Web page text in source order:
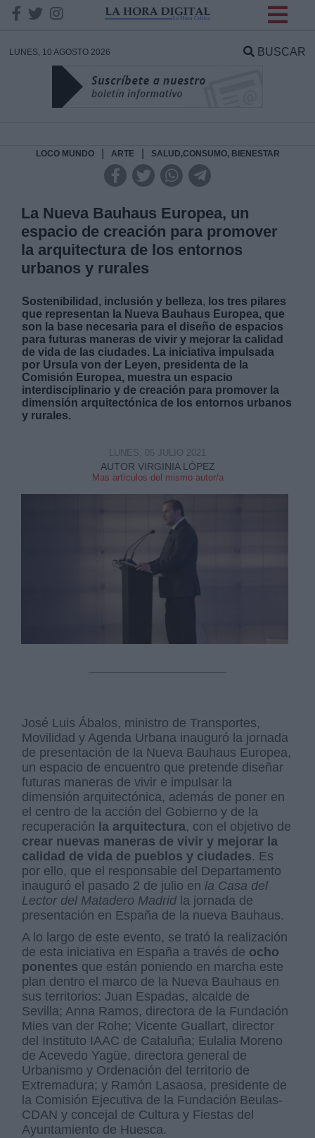
LUNES, 10 AGOSTO 2026 BUSCAR
LOCO MUNDO ARTE SALUD,CONSUMO, BIENESTAR
La Nueva Bauhaus Europea, un
espacio de creación para promover
la arquitectura de los entornos
urbanos y rurales
Sostenibilidad, inclusión y belleza, los tres pilares
que representan la Nueva Bauhaus Europea, que
son la base necesaria para el diseño de espacios
para futuras maneras de vivir y mejorar la calidad
de vida de las ciudades. La iniciativa impulsada
por Ursula von der Leyen, presidenta de la
Comisión Europea, muestra un espacio
interdisciplinario y de creación para promover la
dimensión arquitectónica de los entornos urbanos
y rurales.
AUTOR VIRGINIA LÓPEZ
Mas artículos del mismo autor/a
LUNES, 05 JULIO 2021
José Luis Ábalos, ministro de Transportes,
Movilidad y Agenda Urbana inauguró la jornada
de presentación de la Nueva Bauhaus Europea,
un espacio de encuentro que pretende diseñar
futuras maneras de vivir e impulsar la
dimensión arquitectónica, además de poner en
el centro de la acción del Gobierno y de la
recuperación la arquitectura, con el objetivo de
crear nuevas maneras de vivir y mejorar la
calidad de vida de pueblos y ciudades. Es
por ello, que el responsable del Departamento
inauguró el pasado 2 de julio enla Casa del
Lector del Matadero Madrid la jornada de
presentación en España de la nueva Bauhaus.
A lo largo de este evento, se trató la realización
de esta iniciativa en España a través de ocho
ponentes que están poniendo en marcha este
plan dentro el marco de la Nueva Bauhaus en
sus territorios: Juan Espadas, alcalde de
Sevilla; Anna Ramos, directora de la Fundación
Mies van der Rohe; Vicente Guallart, director
del Instituto IAAC de Cataluña; Eulalia Moreno
de Acevedo Yagüe, directora general de
Urbanismo y Ordenación del territorio de
Extremadura; y Ramón Lasaosa, presidente de
la Comisión Ejecutiva de la Fundación Beulas-
CDAN y concejal de Cultura y Fiestas del
Ayuntamiento de Huesca.
DATOS
Responsable:
Legitimación:
Derechos:
link
Información adicional